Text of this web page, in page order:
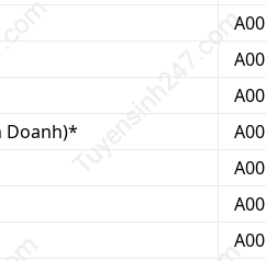
A00
A00
A00
Doanh)*
A00
A00
A00
A00